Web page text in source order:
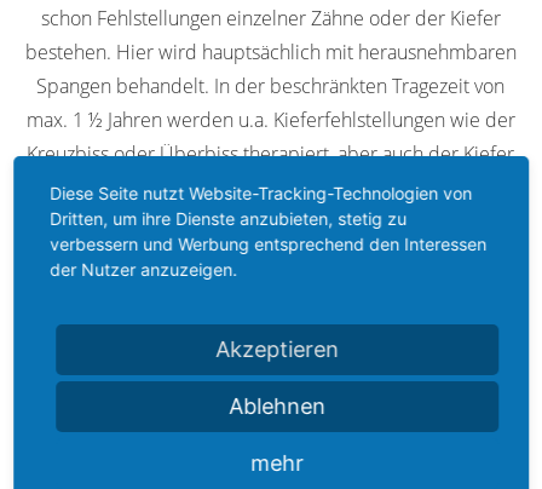
schon Fehlstellungen einzelner Zähne oder der Kiefer
bestehen. Hier wird hauptsächlich mit herausnehmbaren
Spangen behandelt. In der beschränkten Tragezeit von
max. 1 ½ Jahren werden u.a. Kieferfehlstellungen wie der
Kreuzbiss oder Überbiss therapiert, aber auch der Kiefer
gedehnt, wenn einzelne Zähne keinen Platz haben.
Hauptbehandlung
Diese Seite nutzt Website-Tracking-Technologien von
Dritten, um ihre Dienste anzubieten, stetig zu
verbessern und Werbung entsprechend den Interessen
der Nutzer anzuzeigen.
Akzeptieren
Ablehnen
mehr